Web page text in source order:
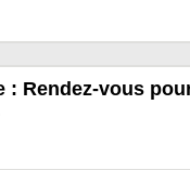
: Rendez-vous